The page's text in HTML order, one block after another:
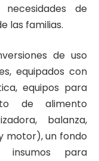
de
las familias.
de uso
equipados con
equipos para
de alimento
balanza,
motor), un fondo
para